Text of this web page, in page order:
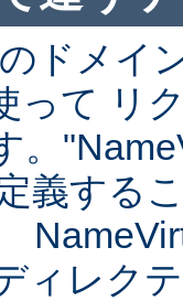
ドメイ
って リ
。
義する
ィレク